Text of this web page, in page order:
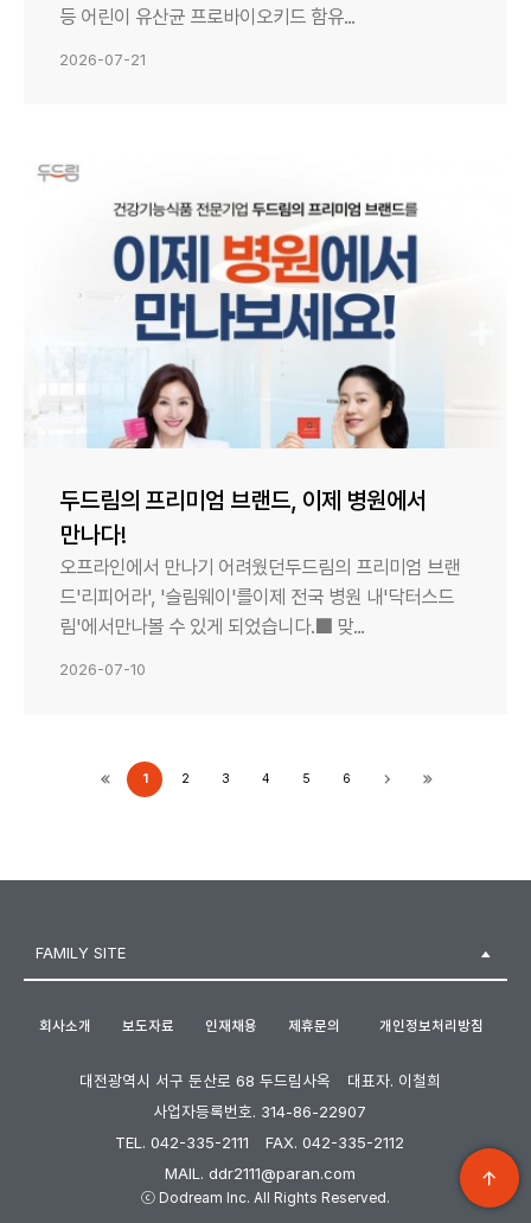
등 어린이 유산균 프로바이오키드 함유...
2026-07-21
두드림의 프리미엄 브랜드, 이제 병원에서
만나다!
오프라인에서 만나기 어려웠던두드림의 프리미엄 브랜
드'리피어라', '슬림웨이'를이제 전국 병원 내'닥터스드
림'에서만나볼 수 있게 되었습니다.■ 맞...
2026-07-10
1 2 3 4 5 6
회사소개 보도자료 인재채용 제휴문의 개인정보처리방침
대전광역시 서구 둔산로 68 두드림사옥
대표자. 이철희
사업자등록번호. 314-86-22907
TEL. 042-335-2111
FAX. 042-335-2112
MAIL. ddr2111@paran.com
ⓒ Dodream Inc. All Rights Reserved.
FAMILY SITE